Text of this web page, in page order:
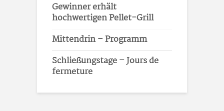
Gewinner erhält
hochwertigen Pellet-Grill
Mittendrin – Programm
Schließungstage – Jours de
fermeture